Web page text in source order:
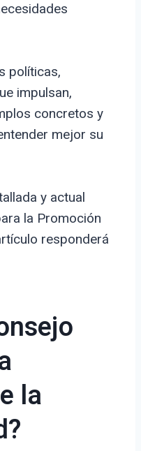
políticas,
impulsan,
concretos y
mejor su
y actual
la Promoción
responderá
la